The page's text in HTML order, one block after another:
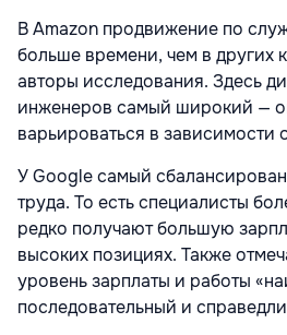
В Amazon продвижение по
больше времени, чем в других
авторы исследования. Здесь
инженеров самый широкий —
варьироваться в зависимости
У Google самый
труда. То есть специалисты
редко получают большую
высоких позициях. Также
уровень зарплаты и работы
последовательный и